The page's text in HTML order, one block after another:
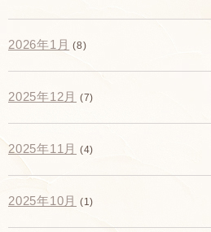
2026年1月 (8)
2025年12月 (7)
2025年11月 (4)
2025年10月 (1)